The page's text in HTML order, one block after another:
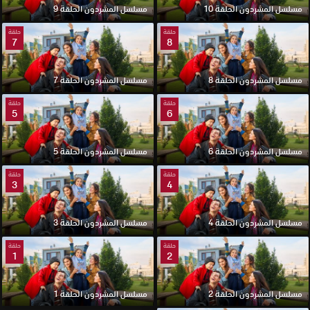
مسلسل المشردون الحلقة 10 مسلسل المشردون الحلقة 9
حلقة
8
مسلسل المشردون الحلقة 8
حلقة
7
مسلسل المشردون الحلقة 7
حلقة
6
مسلسل المشردون الحلقة 6
حلقة
5
مسلسل المشردون الحلقة 5
حلقة
4
مسلسل المشردون الحلقة 4
حلقة
3
مسلسل المشردون الحلقة 3
حلقة
2
مسلسل المشردون الحلقة 2
حلقة
1
مسلسل المشردون الحلقة 1